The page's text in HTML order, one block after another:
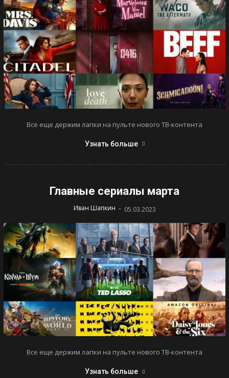
Все еще держим лапки на пульте нового ТВ-контента
Узнать больше
Главные сериалы марта
Иван Шапкин - 05.03.2023
Все еще держим лапки на пульте нового ТВ-контента
Узнать больше